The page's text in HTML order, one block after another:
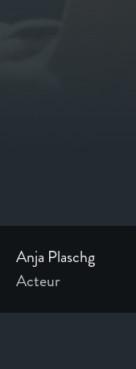
Anja Plaschg
Acteur